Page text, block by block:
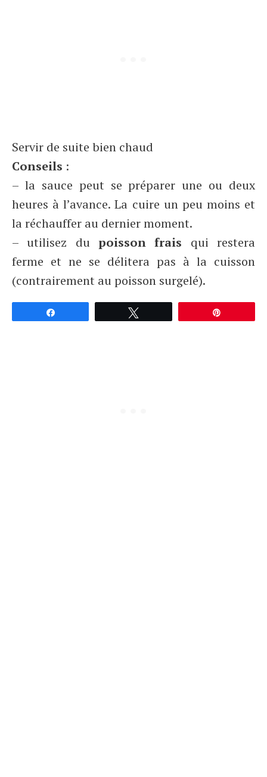
Servir de suite bien chaud
Conseils :
– la sauce peut se préparer une ou deux
heures à l’avance. La cuire un peu moins et
la réchauffer au dernier moment.
– utilisez du poisson frais qui restera
ferme et ne se délitera pas à la cuisson
(contrairement au poisson surgelé).